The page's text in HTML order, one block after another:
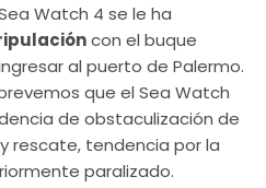
Watch 4 se le ha
con el buque
al puerto de Palermo.
que el Sea Watch
de obstaculización de
rescate, tendencia por la
paralizado.